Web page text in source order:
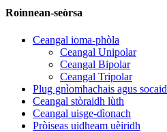
Roinnean-seòrsa
Ceangal ioma-phòla
Ceangal Unipolar
Ceangal Bipolar
Ceangal Tripolar
Plug gnìomhachais agus socaid
Ceangal stòraidh lùth
Ceangal uisge-dìonach
Pròiseas uidheam uèiridh